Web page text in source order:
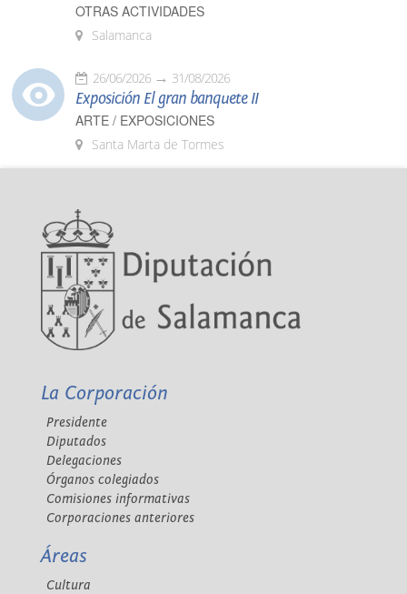
OTRAS ACTIVIDADES
Salamanca
26/06/2026 31/08/2026
Exposición El gran banquete II
ARTE / EXPOSICIONES
Santa Marta de Tormes
La Corporación
Presidente
Diputados
Delegaciones
Órganos colegiados
Comisiones informativas
Corporaciones anteriores
Áreas
Cultura